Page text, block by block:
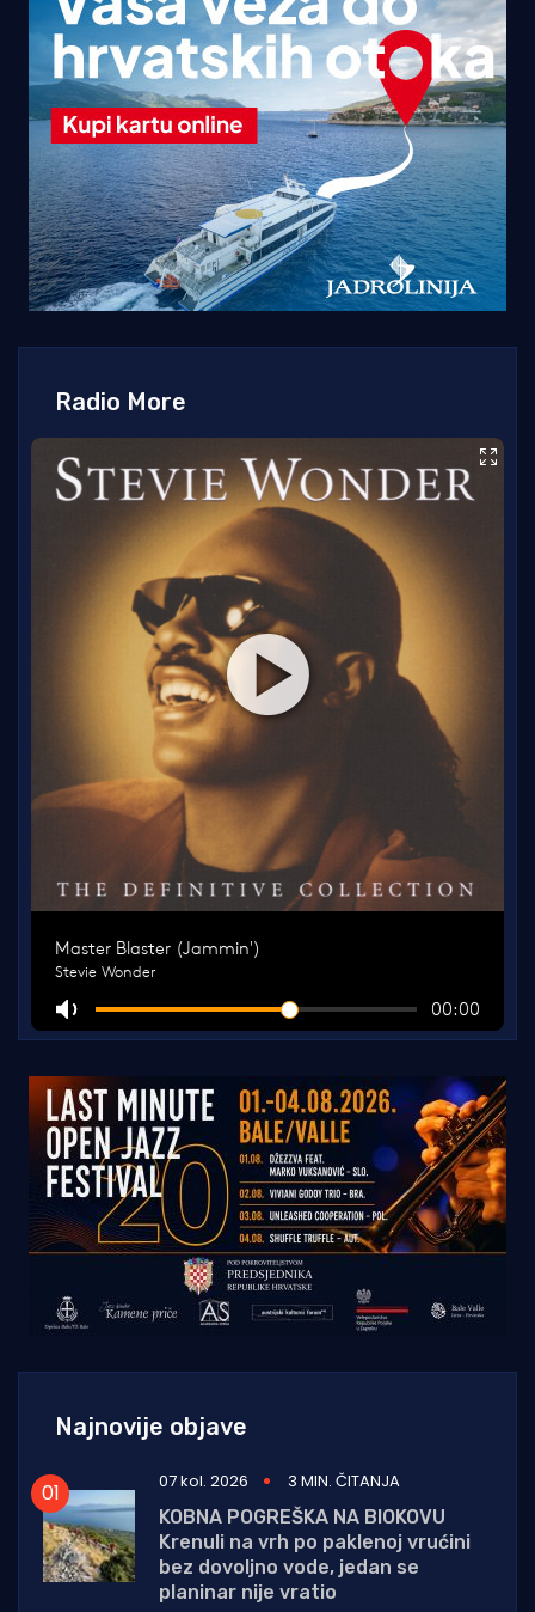
Radio More
Najnovije objave
07 kol. 2026
3 MIN. ČITANJA
KOBNA POGREŠKA NA BIOKOVU
Krenuli na vrh po paklenoj vrućini
bez dovoljno vode, jedan se
planinar nije vratio